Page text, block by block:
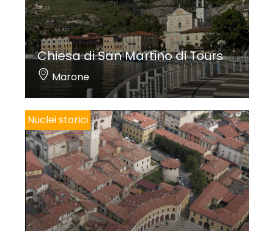
Chiesa di San Martino di Tours
Marone
Nuclei storici